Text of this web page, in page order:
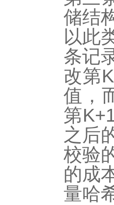
储结
以此
条记
改第K
值，
第
之后
校验
的成
量哈